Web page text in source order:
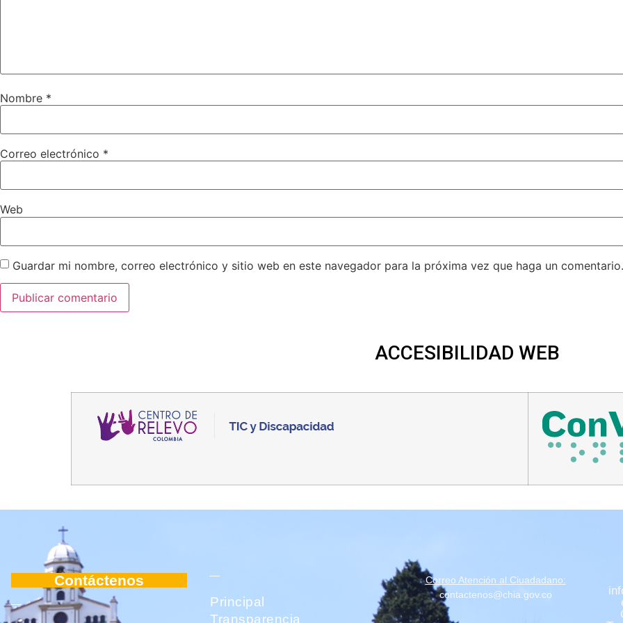
Nombre *
Correo electrónico *
Web
Guardar mi nombre, correo electrónico y sitio web en este navegador para la próxima vez que haga un comentario.
ACCESIBILIDAD WEB
Contáctenos
Principal
Transparencia
Correo Atención al Ciuadadano:
contactenos@chia.gov.co